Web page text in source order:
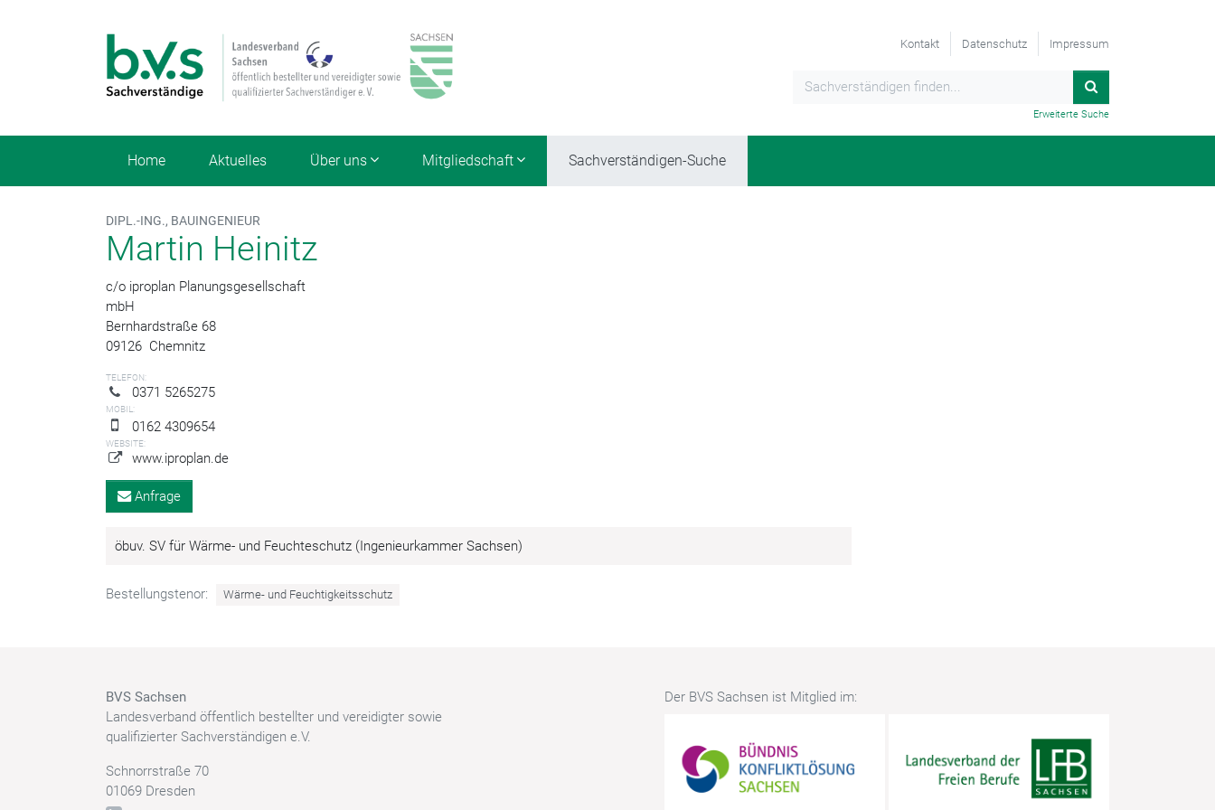
Kontakt Datenschutz Impressum
Erweiterte Suche
Home Aktuelles Über uns Mitgliedschaft Sachverständigen-Suche
DIPL.-ING., BAUINGENIEUR
Martin Heinitz
c/o iproplan Planungsgesellschaft
mbH
Bernhardstraße 68
09126 Chemnitz
TELEFON:
0371 5265275
MOBIL:
0162 4309654
WEBSITE:
www.iproplan.de
Anfrage
öbuv. SV für Wärme- und Feuchteschutz (Ingenieurkammer Sachsen)
Bestellungstenor: Wärme- und Feuchtigkeitsschutz
BVS Sachsen
Landesverband öffentlich bestellter und vereidigter sowie
qualifizierter Sachverständigen e.V.
Schnorrstraße 70
01069 Dresden
Der BVS Sachsen ist Mitglied im: